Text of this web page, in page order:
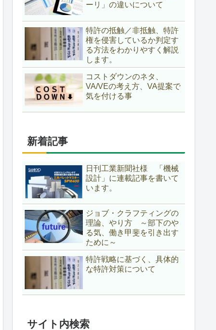
ーリ」の違いについて
特許の抵触／非抵触、特許
権を侵害しているか判定す
る方法をわかりやすく解説
します。
コストダウンのネタ、
VA/VEの考え方、VA提案で
気を付ける事
新着記事
日刊工業新聞社様 「機械
設計」に連載記事を書いて
います。
ジョブ・クラフティングの
理論、やり方 ～部下のや
る気、働き甲斐を引き出す
ために～
特許戦略に基づく、具体的
な特許対策について
サイト内検索